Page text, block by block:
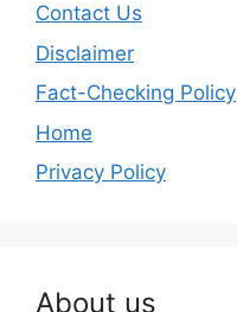
Contact Us
Disclaimer
Fact-Checking Policy
Home
Privacy Policy
About us